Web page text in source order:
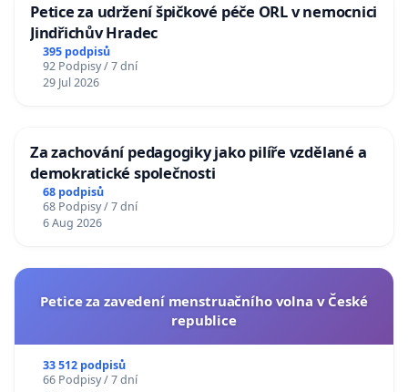
Petice za udržení špičkové péče ORL v nemocnici
Jindřichův Hradec
395 podpisů
92 Podpisy / 7 dní
29 Jul 2026
Za zachování pedagogiky jako pilíře vzdělané a
demokratické společnosti
68 podpisů
68 Podpisy / 7 dní
6 Aug 2026
Petice za zavedení menstruačního volna v České
republice
33 512 podpisů
66 Podpisy / 7 dní